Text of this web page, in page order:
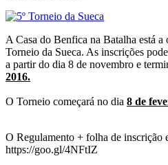
A Casa do Benfica na Batalha está
Torneio da Sueca. As inscrições
a partir do dia 8 de novembro e
2016.
O Torneio começará no dia 8 de
O Regulamento + folha de inscrição
https://goo.gl/4NFtIZ